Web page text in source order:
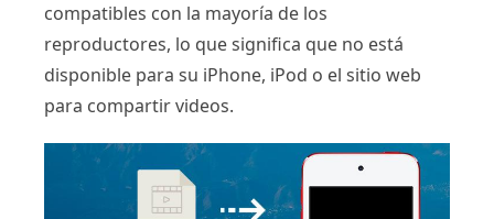
compatibles con la mayoría de los
reproductores, lo que significa que no está
disponible para su iPhone, iPod o el sitio web
para compartir videos.